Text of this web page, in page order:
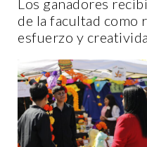
de la facultad como
esfuerzo y